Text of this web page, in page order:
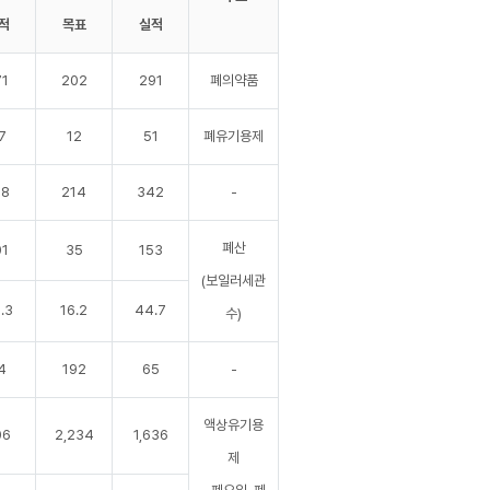
목표 실적
202 291 폐의약품
12 51 폐유기용제
214 342 -
35 153
폐산
(보일러세관
수)
16.2 44.7
192 65 -
2,234 1,636
액상유기용
제